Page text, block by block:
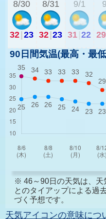
8/30
32|23
8/31
32|23
9/1
31 22 29
90日間気温(最高・最
※ 46～90日の天気は、天
とのタイアップによる過
づく予想です。
天気アイコンの意味につ